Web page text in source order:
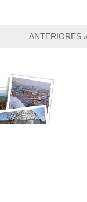
ANTERIORES